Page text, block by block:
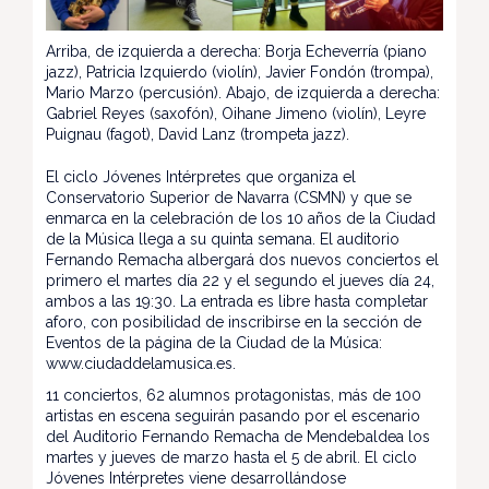
Arriba, de izquierda a derecha: Borja Echeverría (piano
jazz), Patricia Izquierdo (violín), Javier Fondón (trompa),
Mario Marzo (percusión). Abajo, de izquierda a derecha:
Gabriel Reyes (saxofón), Oihane Jimeno (violín), Leyre
Puignau (fagot), David Lanz (trompeta jazz).
El ciclo Jóvenes Intérpretes que organiza el
Conservatorio Superior de Navarra (CSMN) y que se
enmarca en la celebración de los 10 años de la Ciudad
de la Música llega a su quinta semana. El auditorio
Fernando Remacha albergará dos nuevos conciertos el
primero el martes día 22 y el segundo el jueves día 24,
ambos a las 19:30. La entrada es libre hasta completar
aforo, con posibilidad de inscribirse en la sección de
Eventos de la página de la Ciudad de la Música:
www.ciudaddelamusica.es.
11 conciertos, 62 alumnos protagonistas, más de 100
artistas en escena seguirán pasando por el escenario
del Auditorio Fernando Remacha de Mendebaldea los
martes y jueves de marzo hasta el 5 de abril. El ciclo
Jóvenes Intérpretes viene desarrollándose